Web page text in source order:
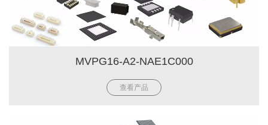
MVPG16-A2-NAE1C000
查看产品